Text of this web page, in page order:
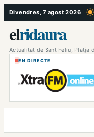
Vés
al
contingut
Divendres, 7 agost 2026 ,
elridaura
Actualitat de Sant Feliu, Platja
EN DIRECTE